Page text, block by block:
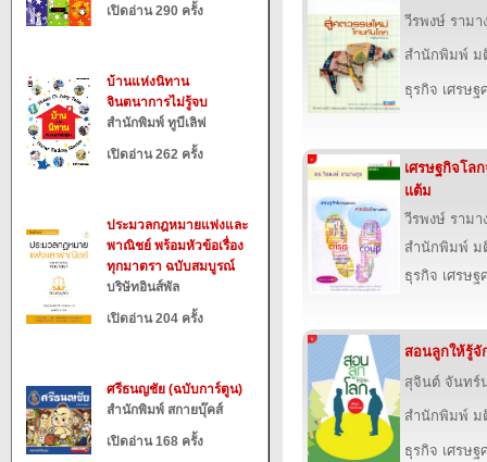
เปิดอ่าน 290 ครั้ง
บ้านแห่งนิทาน
จินตนาการไม่รู้จบ
สำนักพิมพ์ ทูบีเลิฟ
เปิดอ่าน 262 ครั้ง
ประมวลกฎหมายแพ่งและ
พาณิชย์ พร้อมหัวข้อเรื่อง
ทุกมาตรา ฉบับสมบูรณ์
บริษัทอินส์พัล
เปิดอ่าน 204 ครั้ง
ศรีธนญชัย (ฉบับการ์ตูน)
สำนักพิมพ์ สกายบุ๊คส์
เปิดอ่าน 168 ครั้ง
วีรพงษ์ รามา
สำนักพิมพ์ ม
ธุรกิจ เศรษฐ
เศรษฐกิจโล
แต้ม
วีรพงษ์ รามา
สำนักพิมพ์ ม
ธุรกิจ เศรษฐ
สอนลูกให้รู้จั
สุจินต์ จันทร์
สำนักพิมพ์ ม
ธุรกิจ เศรษฐ